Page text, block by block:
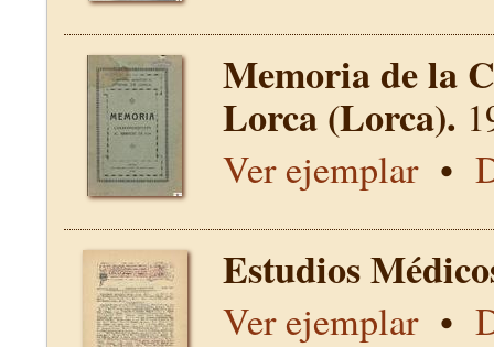
Memoria de la
Lorca (Lorca).
Ver ejemplar•
Estudios
Ver ejemplar•